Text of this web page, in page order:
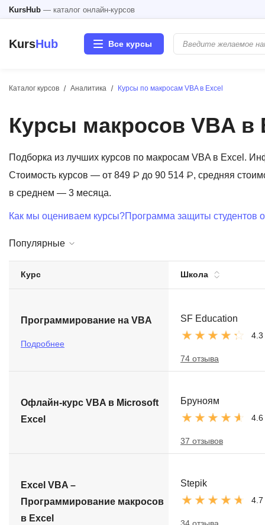
KursHub — каталог онлайн-курсов
KursHub Все курсы
Каталог курсов Аналитика Курсы по макросам VBA в Excel
Курсы макросов VBA в
Подборка из лучших курсов по макросам VBA в Excel.
Стоимость курсов — от 849 ₽ до 90 514 ₽, средняя
в среднем — 3 месяца.
Как мы оцениваем курсы?Программа защиты студентов
Популярные
Курс Школа
Программирование на VBA
Подробнее
SF Education
4.3
74 отзыва
Офлайн-курс VBA в Microsoft
Excel
Бруноям
4.6
37 отзывов
Excel VBA –
Программирование макросов
в Excel
Stepik
4.7
Разработка
Маркетинг
Дизайн
Менеджмент